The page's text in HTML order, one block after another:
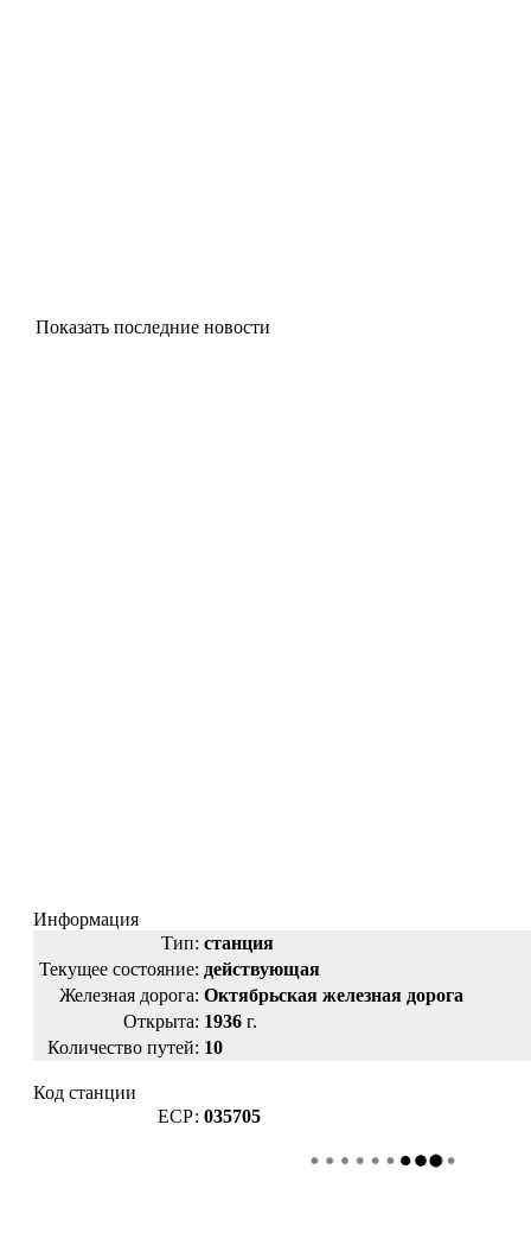
Показать последние новости
Информация
Тип: станция
Текущее состояние: действующая
Железная дорога: Октябрьская железная дорога
Открыта: 1936 г.
Количество путей: 10
Код станции
ЕСР: 035705